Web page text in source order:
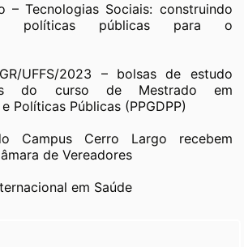
– Tecnologias Sociais: construindo
políticas públicas para o
UFFS/2023 – bolsas de estudo
do curso de Mestrado em
Políticas Públicas (PPGDPP)
Campus Cerro Largo recebem
de Vereadores
em Saúde